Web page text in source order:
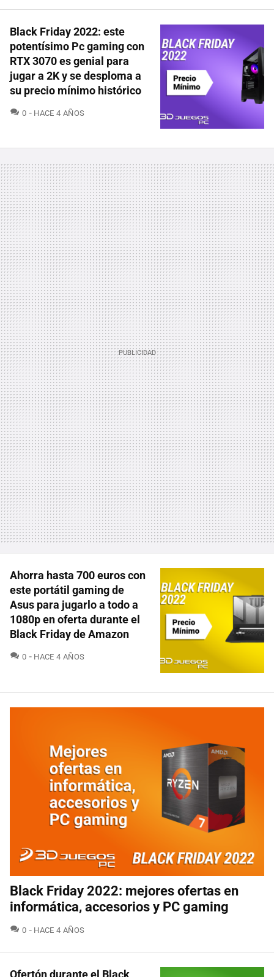
Black Friday 2022: este
potentísimo Pc gaming con
RTX 3070 es genial para
jugar a 2K y se desploma a
su precio mínimo histórico
0 COMENTARIOS
HACE 4 AÑOS
Ahorra hasta 700 euros con
este portátil gaming de
Asus para jugarlo a todo a
1080p en oferta durante el
Black Friday de Amazon
0 COMENTARIOS
HACE 4 AÑOS
Black Friday 2022: mejores ofertas en
informática, accesorios y PC gaming
0 COMENTARIOS
HACE 4 AÑOS
Ofertón durante el Black